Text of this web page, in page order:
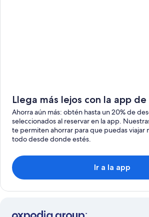
Llega más lejos con la app
Ahorra aún más: obtén hasta un 20% de
seleccionados al reservar en la app.
te permiten ahorrar para que puedas viajar
todo desde donde estés.
Ir a la app